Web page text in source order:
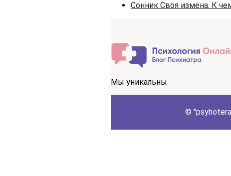
Сонник Своя измена. К
Мы уникальны
©